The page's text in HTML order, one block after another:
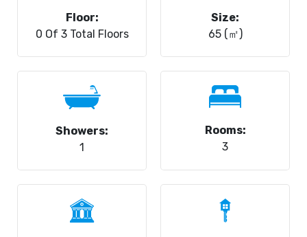
Floor:
0 Of 3 Total Floors
Size:
65 (㎡)
Showers:
1
Rooms:
3